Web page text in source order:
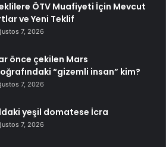
ÖTV Muafiyeti İçin Mevcut
ve Yeni Teklif
7, 2026
önce çekilen Mars
“gizemli insan” kim?
7, 2026
yeşil domatese İcra
7, 2026